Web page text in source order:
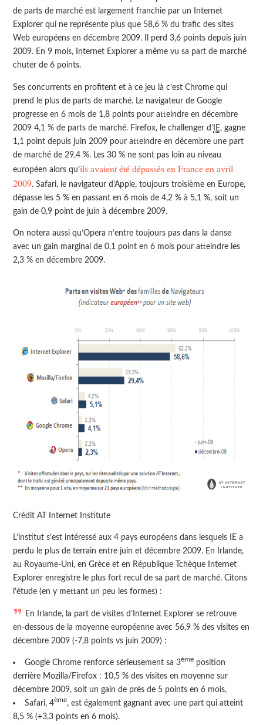
de parts de marché est largement franchie par un Internet
Explorer qui ne représente plus que 58,6 % du trafic des sites
Web européens en décembre 2009. Il perd 3,6 points depuis juin
2009. En 9 mois, Internet Explorer a même vu sa part de marché
chuter de 6 points.
Ses concurrents en profitent et à ce jeu là c’est Chrome qui
prend le plus de parts de marché. Le navigateur de Google
progresse en 6 mois de 1,8 points pour atteindre en décembre
2009 4,1 % de parts de marché. Firefox, le challenger d’ IE, gagne
1,1 point depuis juin 2009 pour atteindre en décembre une part
de marché de 29,4 %. Les 30 % ne sont pas loin au niveau
européen alors qu’ils avaient été dépassés en France en avril
2009. Safari, le navigateur d’Apple, toujours troisième en Europe,
dépasse les 5 % en passant en 6 mois de 4,2 % à 5,1 %, soit un
gain de 0,9 point de juin à décembre 2009.
On notera aussi qu’Opera n’entre toujours pas dans la danse
avec un gain marginal de 0,1 point en 6 mois pour atteindre les
2,3 % en décembre 2009.
Crédit AT Internet Institute
L’institut s’est intéressé aux 4 pays européens dans lesquels IE a
perdu le plus de terrain entre juin et décembre 2009. En Irlande,
au Royaume-Uni, en Grèce et en République Tchèque Internet
Explorer enregistre le plus fort recul de sa part de marché. Citons
l’étude (en y mettant un peu les formes) :
En Irlande, la part de visites d’Internet Explorer se retrouve
en-dessous de la moyenne européenne avec 56,9 % des visites en
décembre 2009 (-7,8 points vs juin 2009) :
Google Chrome renforce sérieusement sa 3èmeposition
derrière Mozilla/Firefox : 10,5 % des visites en moyenne sur
décembre 2009, soit un gain de près de 5 points en 6 mois,
Safari, 4ème, est également gagnant avec une part qui atteint
8,5 % (+3,3 points en 6 mois).